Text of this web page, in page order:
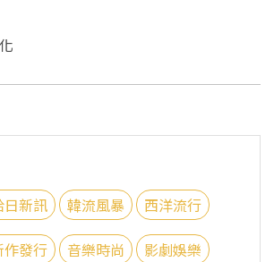
日新訊 韓流風暴 西洋流行
作發行 音樂時尚 影劇娛樂